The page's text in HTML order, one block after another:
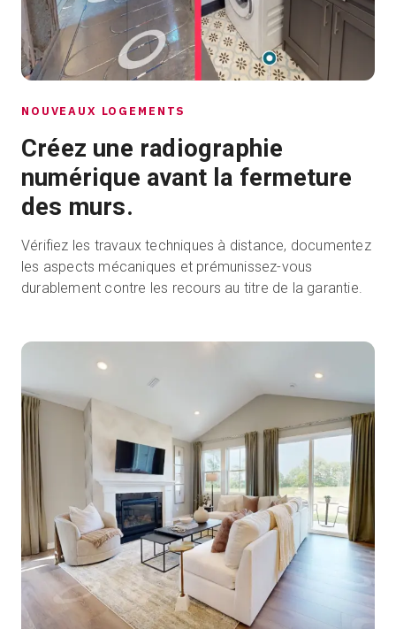
NOUVEAUX LOGEMENTS
Créez une radiographie
numérique avant la fermeture
des murs.
Vérifiez les travaux techniques à distance, documentez
les aspects mécaniques et prémunissez-vous
durablement contre les recours au titre de la garantie.